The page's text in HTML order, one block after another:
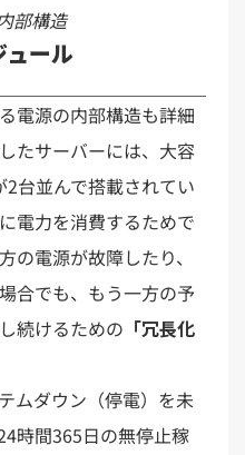
部構造
ール
電源の内部構造も詳細
たサーバーには、大容
台並んで搭載されてい
電力を消費するためで
の電源が故障したり、
合でも、もう一方の予
続けるための 「冗長化
ムダウン（停電）を未
時間365日の無停止稼